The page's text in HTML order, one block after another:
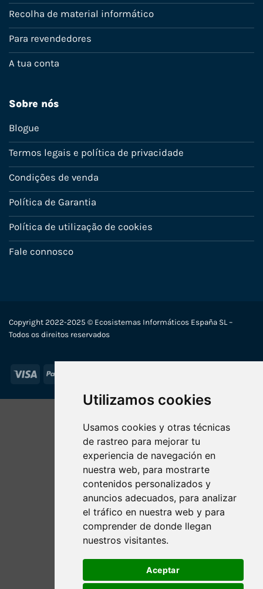
Utilizamos cookies
Usamos cookies y otras técnicas
de rastreo para mejorar tu
experiencia de navegación en
nuestra web, para mostrarte
contenidos personalizados y
anuncios adecuados, para analizar
el tráfico en nuestra web y para
comprender de donde llegan
nuestros visitantes.
Aceptar
Recolha de material informático
Para revendedores
A tua conta
Sobre nós
Blogue
Termos legais e política de privacidade
Condições de venda
Política de Garantia
Política de utilização de cookies
Fale connosco
Copyright 2022-2025 © Ecosistemas Informáticos España SL –
Todos os direitos reservados
Visa